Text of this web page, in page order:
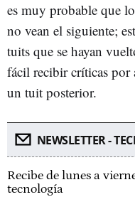
es muy probable que
no vean el siguiente;
tuits que se hayan
fácil recibir críticas por
un tuit posterior.
NEWSLETTER -
Recibe de lunes a
tecnología